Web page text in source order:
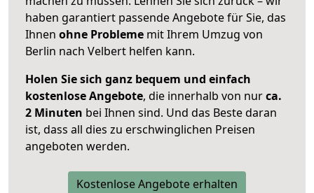
haben garantiert passende Angebote für Sie, das
Ihnen ohne Probleme mit Ihrem Umzug von
Berlin nach Velbert helfen kann.
Holen Sie sich ganz bequem und einfach
kostenlose Angebote, die innerhalb von nurca.
2 Minuten bei Ihnen sind. Und das Beste daran
ist, dass all dies zu erschwinglichen Preisen
angeboten werden.
Kostenlose Angebote erhalten